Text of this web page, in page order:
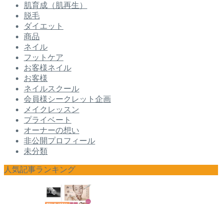
肌育成（肌再生）
脱毛
ダイエット
商品
ネイル
フットケア
お客様ネイル
お客様
ネイルスクール
会員様シークレット企画
メイクレッスン
プライベート
オーナーの想い
非公開プロフィール
未分類
人気記事ランキング